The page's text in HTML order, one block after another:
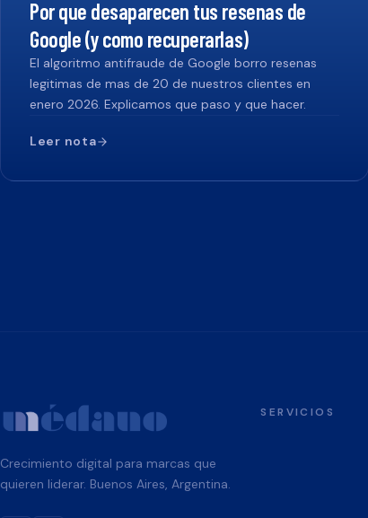
Por que desaparecen tus resenas de
Google (y como recuperarlas)
El algoritmo antifraude de Google borro resenas
legitimas de mas de 20 de nuestros clientes en
enero 2026. Explicamos que paso y que hacer.
Leer nota
Crecimiento digital para marcas que
quieren liderar. Buenos Aires, Argentina.
SERVICIOS